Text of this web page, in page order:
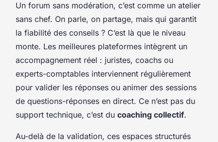
Un forum sans modération, c’est comme un atelier
sans chef. On parle, on partage, mais qui garantit
la fiabilité des conseils ? C’est là que le niveau
monte. Les meilleures plateformes intègrent un
accompagnement réel : juristes, coachs ou
experts-comptables interviennent régulièrement
pour valider les réponses ou animer des sessions
de questions-réponses en direct. Ce n’est pas du
support technique, c’est du coaching collectif.
Au-delà de la validation, ces espaces structurés